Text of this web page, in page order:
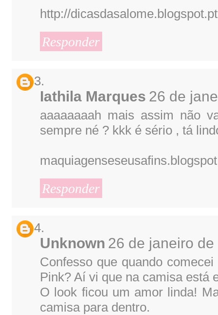
http://dicasdasalome.blogspot.pt
Responder
Iathila Marques 26 de
aaaaaaaah mais assim não
sempre né ? kkk é sério , tá
Responder
Unknown 26 de janeiro
Confesso que quando
Pink? Aí vi que na camisa está
O look ficou um amor linda!
camisa para dentro.